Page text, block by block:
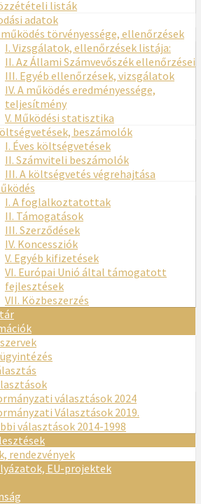
listák
adatok
működés törvényessége, ellenőrzések
I. Vizsgálatok, ellenőrzések listája:
II. Az Állami Számvevőszék ellenőrzései
III. Egyéb ellenőrzések, vizsgálatok
IV. A működés eredményessége,
teljesítmény
V. Működési statisztika
beszámolók
I. Éves költségvetések
II. Számviteli beszámolók
III. A költségvetés végrehajtása
I. A foglalkoztatottak
II. Támogatások
III. Szerződések
IV. Koncessziók
V. Egyéb kifizetések
VI. Európai Unió által támogatott
fejlesztések
VII. Közbeszerzés
választások 2024
Választások 2019.
választások 2014-1998
rendezvények
EU-projektek